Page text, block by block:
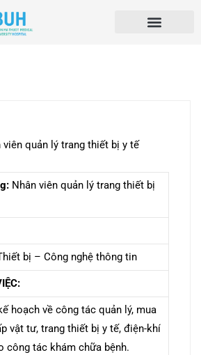
viên quản lý trang thiết bị y tế
Nhân viên quản lý trang thiết bị
bị – Công nghệ thông tin
hoạch về công tác quản lý, mua
vật tư, trang thiết bị y tế, điện-khí
công tác khám chữa bệnh.